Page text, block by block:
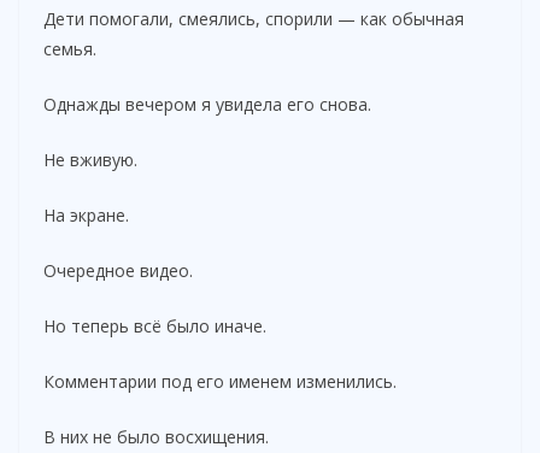
Дети помогали, смеялись, спорили — как обычная
семья.
Однажды вечером я увидела его снова.
Не вживую.
На экране.
Очередное видео.
Но теперь всё было иначе.
Комментарии под его именем изменились.
В них не было восхищения.